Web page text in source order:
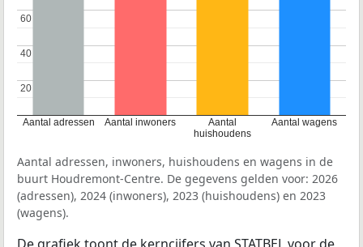
Aantal adressen Aantal inwoners
Aantal
huishoudens
Aantal wagens
20
20
40
40
60
60
Aantal adressen, inwoners, huishoudens en wagens in de
buurt Houdremont-Centre. De gegevens gelden voor: 2026
(adressen), 2024 (inwoners), 2023 (huishoudens) en 2023
(wagens).